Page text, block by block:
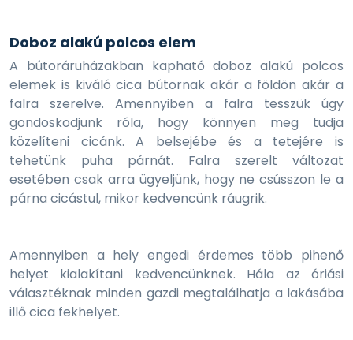
Doboz alakú polcos elem
A bútoráruházakban kapható doboz alakú polcos
elemek is kiváló cica bútornak akár a földön akár a
falra szerelve. Amennyiben a falra tesszük úgy
gondoskodjunk róla, hogy könnyen meg tudja
közelíteni cicánk. A belsejébe és a tetejére is
tehetünk puha párnát. Falra szerelt változat
esetében csak arra ügyeljünk, hogy ne csússzon le a
párna cicástul, mikor kedvencünk ráugrik.
Amennyiben a hely engedi érdemes több pihenő
helyet kialakítani kedvencünknek. Hála az óriási
választéknak minden gazdi megtalálhatja a lakásába
illő cica fekhelyet.